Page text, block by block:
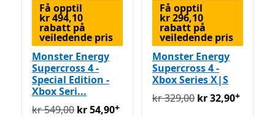
Få opptil
kr 494,10
rabatt på
veiledende pris
Monster Energy
Supercross 4 -
Special Edition -
Xbox Seri...
Opprinnelig kr 549,00 nå kr 54,90
kr 549,00 kr 54,90+
Få opptil
kr 296,10
rabatt på
veiledende pris
Monster Energy
Supercross 4 -
Xbox Series X|S
Opprinnelig kr 329,00 nå
kr 329,00 kr 32,90+